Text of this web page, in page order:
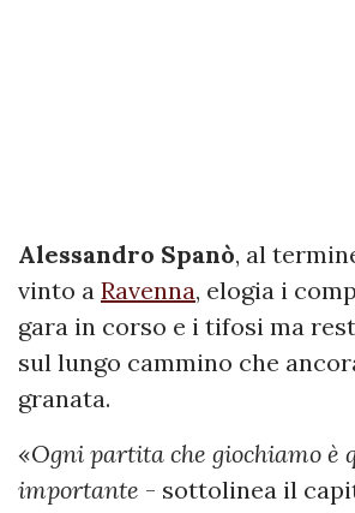
Alessandro Spanò, al
vinto a Ravenna, elogia i
gara in corso e i tifosi ma
sul lungo cammino che
granata.
«Ogni partita che giochiamo è
importante - sottolinea il